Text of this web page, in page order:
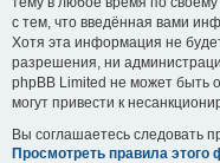
с тем, что введённая вами
Хотя эта информация не
разрешения, ни
phpBB Limited не может быть
могут привести к
Вы соглашаетесь следовать
Просмотреть правила этого